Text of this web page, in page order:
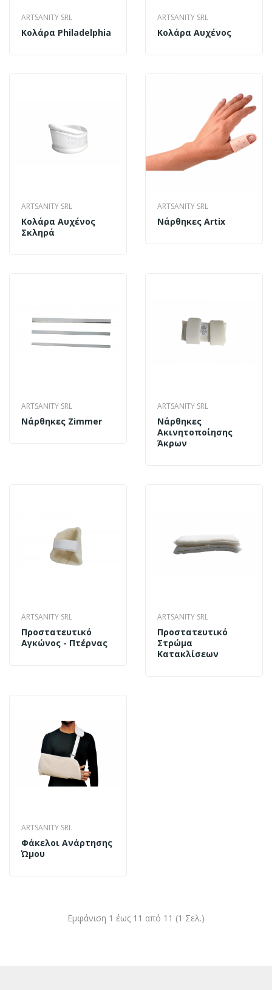
ARTSANITY SRL
Κολάρα Philadelphia
ARTSANITY SRL
Κολάρα Αυχένος
ARTSANITY SRL
Κολάρα Αυχένος
Σκληρά
ARTSANITY SRL
Νάρθηκες Artix
ARTSANITY SRL
Νάρθηκες Zimmer
ARTSANITY SRL
Νάρθηκες
Ακινητοποίησης
Άκρων
ARTSANITY SRL
Προστατευτικό
Αγκώνος - Πτέρνας
ARTSANITY SRL
Προστατευτικό
Στρώμα
Κατακλίσεων
ARTSANITY SRL
Φάκελοι Ανάρτησης
Ώμου
Εμφάνιση 1 έως 11 από 11 (1 Σελ.)